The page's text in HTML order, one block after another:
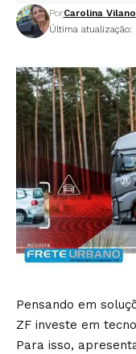
Última
PorCarolina
Pensando em
ZF investe em
Para isso,